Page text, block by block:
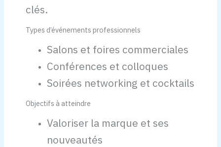
clés.
Types d’événements professionnels
Salons et foires commerciales
Conférences et colloques
Soirées networking et cocktails
Objectifs à atteindre
Valoriser la marque et ses
nouveautés